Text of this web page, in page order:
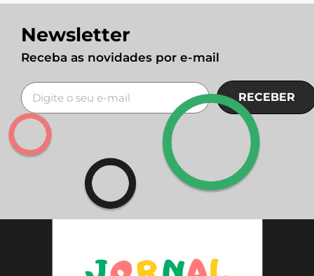
Newsletter
Receba as novidades por e-mail
RECEBER